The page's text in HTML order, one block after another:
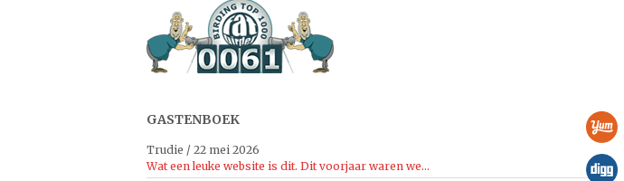
GASTENBOEK
Trudie / 22 mei 2026
Wat een leuke website is dit. Dit voorjaar waren we...